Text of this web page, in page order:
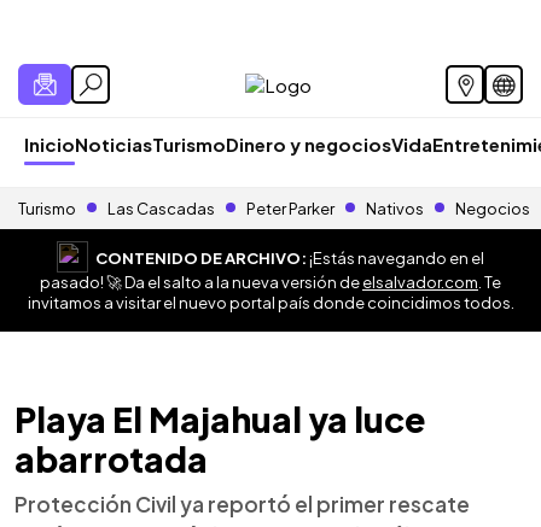
InicioNoticiasTurismoDinero y negociosVida
Turismo Las Cascadas Peter Parker Nativos Negocios
CONTENIDO DE ARCHIVO:¡Estás navegando en el
pasado! 🚀 Da el salto a la nueva versión deelsalvador.com . Te
invitamos a visitar el nuevo portal país donde coincidimos todos.
Playa El Majahual ya luce
abarrotada
Protección Civil ya reportó el primer rescate